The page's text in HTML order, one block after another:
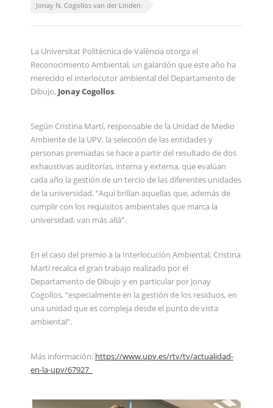
Jonay N. Cogollos van der Linden
La Universitat Politècnica de València otorga el
Reconocimiento Ambiental, un galardón que este año ha
merecido el interlocutor ambiental del Departamento de
Dibujo, Jonay Cogollos.
Según Cristina Martí, responsable de la Unidad de Medio
Ambiente de la UPV, la selección de las entidades y
personas premiadas se hace a partir del resultado de dos
exhaustivas auditorías, interna y externa, que evalúan
cada año la gestión de un tercio de las diferentes unidades
de la universidad. “Aquí brillan aquellas que, además de
cumplir con los requisitos ambientales que marca la
universidad, van más allá”.
En el caso del premio a la Interlocución Ambiental, Cristina
Martí recalca el gran trabajo realizado por el
Departamento de Dibujo y en particular por Jonay
Cogollos, “especialmente en la gestión de los residuos, en
una unidad que es compleja desde el punto de vista
ambiental”.
Más información: https://www.upv.es/rtv/tv/actualidad-
en-la-upv/67927